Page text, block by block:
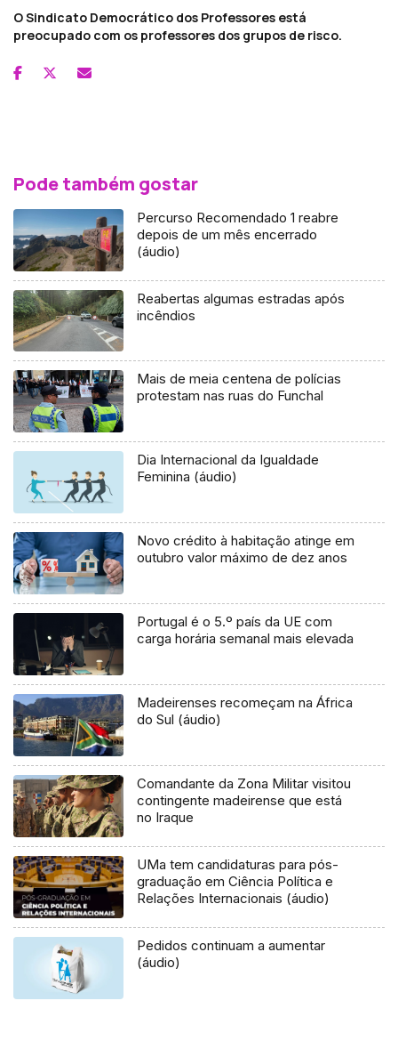
O Sindicato Democrático dos Professores está
preocupado com os professores dos grupos de risco.
Pode também gostar
Percurso Recomendado 1 reabre
depois de um mês encerrado
(áudio)
Reabertas algumas estradas após
incêndios
Mais de meia centena de polícias
protestam nas ruas do Funchal
Dia Internacional da Igualdade
Feminina (áudio)
Novo crédito à habitação atinge em
outubro valor máximo de dez anos
Portugal é o 5.º país da UE com
carga horária semanal mais elevada
Madeirenses recomeçam na África
do Sul (áudio)
Comandante da Zona Militar visitou
contingente madeirense que está
no Iraque
UMa tem candidaturas para pós-
graduação em Ciência Política e
Relações Internacionais (áudio)
Pedidos continuam a aumentar
(áudio)